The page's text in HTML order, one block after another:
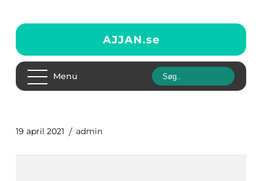
AJJAN.se
Menu
19 april 2021 admin